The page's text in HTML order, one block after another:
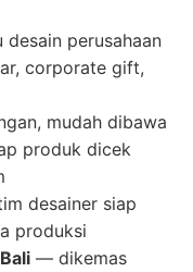
perusahaan
corporate gift,
mudah dibawa
produk dicek
desainer siap
produksi
— dikemas